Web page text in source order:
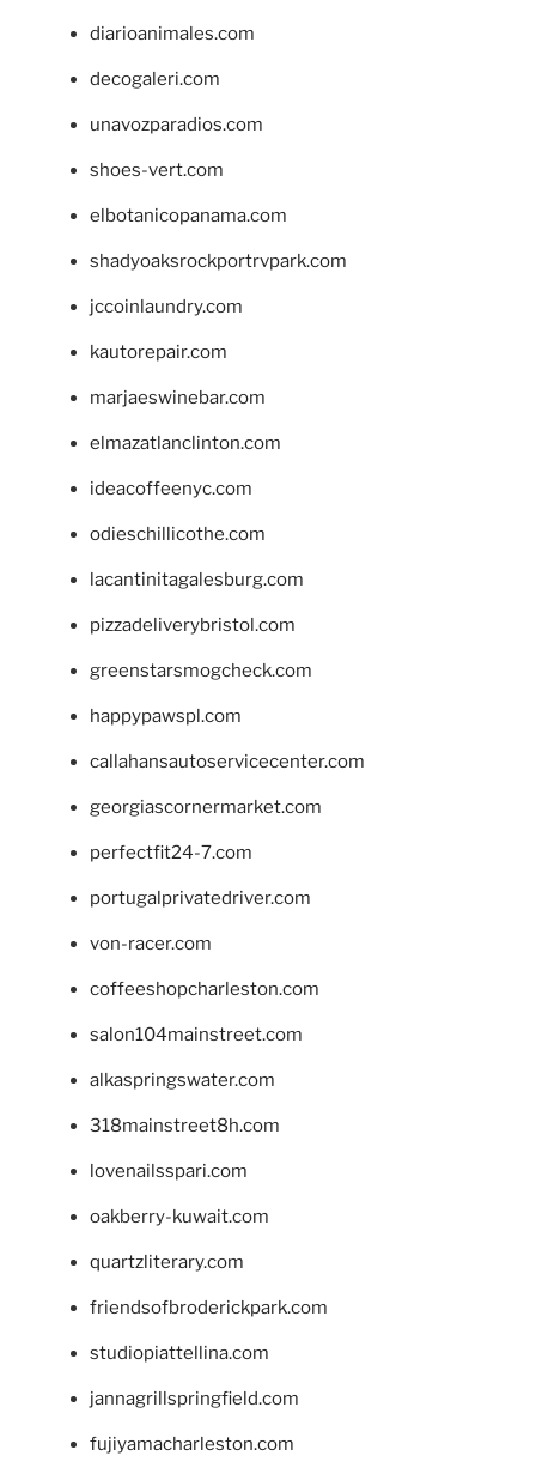
diarioanimales.com
decogaleri.com
unavozparadios.com
shoes-vert.com
elbotanicopanama.com
shadyoaksrockportrvpark.com
jccoinlaundry.com
kautorepair.com
marjaeswinebar.com
elmazatlanclinton.com
ideacoffeenyc.com
odieschillicothe.com
lacantinitagalesburg.com
pizzadeliverybristol.com
greenstarsmogcheck.com
happypawspl.com
callahansautoservicecenter.com
georgiascornermarket.com
perfectfit24-7.com
portugalprivatedriver.com
von-racer.com
coffeeshopcharleston.com
salon104mainstreet.com
alkaspringswater.com
318mainstreet8h.com
lovenailsspari.com
oakberry-kuwait.com
quartzliterary.com
friendsofbroderickpark.com
studiopiattellina.com
jannagrillspringfield.com
fujiyamacharleston.com